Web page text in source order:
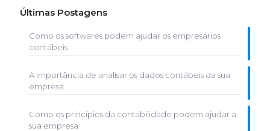
Últimas Postagens
Como os softwares podem ajudar os empresários
contábeis
A importância de analisar os dados contábeis da sua
empresa
Como os princípios da contabilidade podem ajudar a
sua empresa